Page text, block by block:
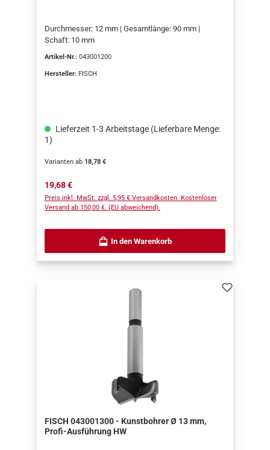
Durchmesser: 12 mm | Gesamtlänge: 90 mm |
Schaft: 10 mm
Artikel-Nr.: 043001200
Hersteller: FISCH
Lieferzeit 1-3 Arbeitstage (Lieferbare Menge:
1)
Varianten ab18,78 €
Regulärer Preis:
19,68 €
Preis inkl. MwSt. zzgl. 5,95 € Versandkosten. Kostenloser
Versand ab 150,00 €. (EU abweichend).
In den Warenkorb
FISCH 043001300 - Kunstbohrer Ø 13 mm,
Profi-Ausführung HW